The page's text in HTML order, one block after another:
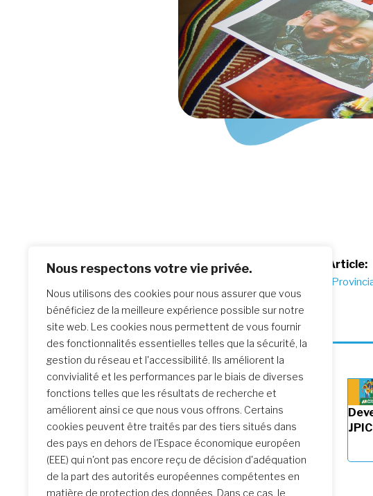
Nous respectons votre vie privée.
Nous utilisons des cookies pour nous assurer que vous
bénéficiez de la meilleure expérience possible sur notre
site web. Les cookies nous permettent de vous fournir
des fonctionnalités essentielles telles que la sécurité, la
gestion du réseau et l'accessibilité. Ils améliorent la
convivialité et les performances par le biais de diverses
fonctions telles que les résultats de recherche et
améliorent ainsi ce que nous vous offrons. Certains
cookies peuvent être traités par des tiers situés dans
des pays en dehors de l'Espace économique européen
(EEE) qui n'ont pas encore reçu de décision d'adéquation
de la part des autorités européennes compétentes en
matière de protection des données. Dans ce cas, le
Previous Article:
Réunion de
Pacifique.
Similar Posts
La rencontre de Formation
initiale : un parcours
transformateur
JPIC